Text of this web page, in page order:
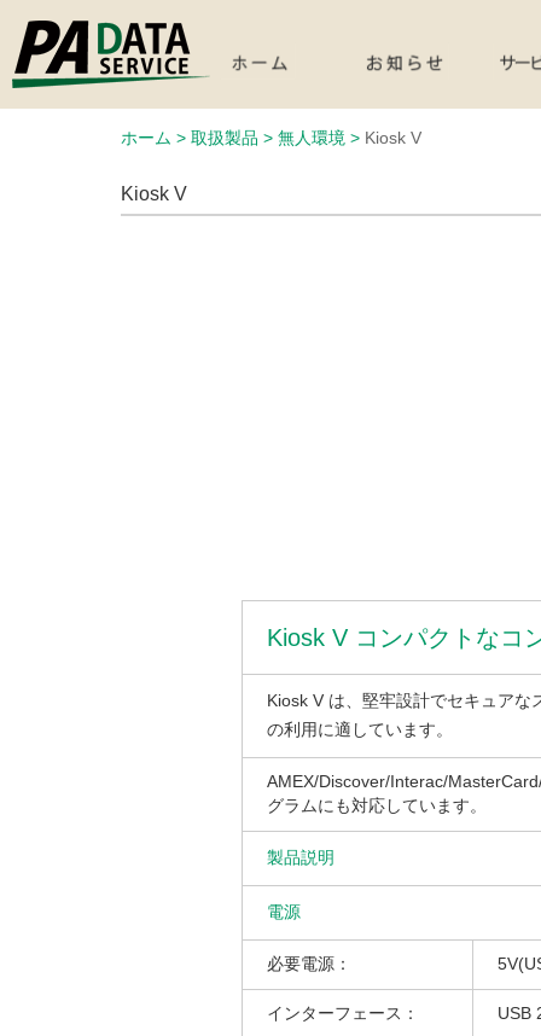
ホーム > 取扱製品 > 無人環境 > Kiosk V
Kiosk V
Kiosk V コンパクトなコ
Kiosk V は、堅牢設計でセキュア
の利用に適しています。
AMEX/Discover/Interac/
グラムにも対応しています。
製品説明
電源
必要電源：
インターフェース： USB